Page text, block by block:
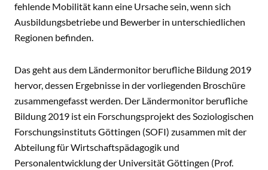
fehlende Mobilität kann eine Ursache sein, wenn sich
Ausbildungsbetriebe und Bewerber in unterschiedlichen
Regionen befinden.
Das geht aus dem Ländermonitor berufliche Bildung 2019
hervor, dessen Ergebnisse in der vorliegenden Broschüre
zusammengefasst werden. Der Ländermonitor berufliche
Bildung 2019 ist ein Forschungsprojekt des Soziologischen
Forschungsinstituts Göttingen (SOFI) zusammen mit der
Abteilung für Wirtschaftspädagogik und
Personalentwicklung der Universität Göttingen (Prof.